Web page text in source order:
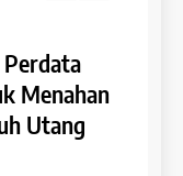
Perdata
Menahan
Utang